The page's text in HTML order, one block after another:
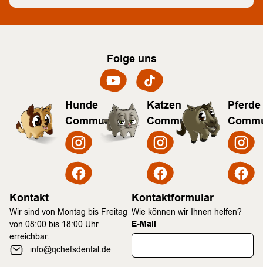
Folge uns
Hunde
Community
Katzen
Community
Pferde
Kontakt
Wir sind von Montag bis Freitag
von 08:00 bis 18:00 Uhr
erreichbar.
info@qchefsdental.de
Kontaktformular
Wie können wir Ihnen helfen?
E-Mail